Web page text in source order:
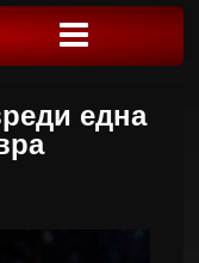
една